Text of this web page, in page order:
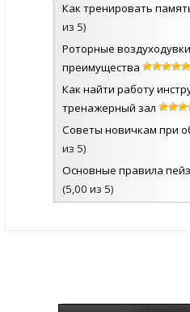
Как тренировать
из 5)
Роторные
преимущества
Как найти работу
тренажерный зал
Советы новичкам при
из 5)
Основные правила
(5,00 из 5)